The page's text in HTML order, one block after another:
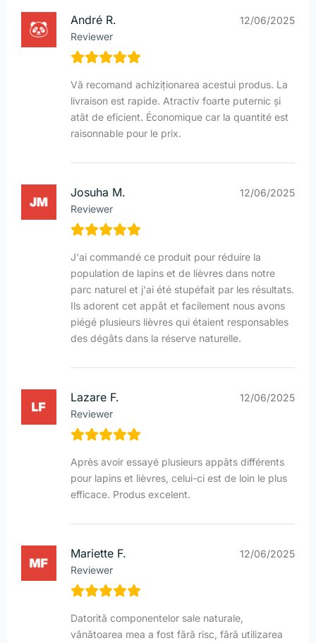
André R.
Reviewer
12/06/2025
Vă recomand achiziționarea acestui produs. La
livraison est rapide. Atractiv foarte puternic și
atât de eficient. Économique car la quantité est
raisonnable pour le prix.
Josuha M.
Reviewer
12/06/2025
J'ai commandé ce produit pour réduire la
population de lapins et de lièvres dans notre
parc naturel et j'ai été stupéfait par les résultats.
Ils adorent cet appât et facilement nous avons
piégé plusieurs lièvres qui étaient responsables
des dégâts dans la réserve naturelle.
Lazare F.
Reviewer
12/06/2025
Après avoir essayé plusieurs appâts différents
pour lapins et lièvres, celui-ci est de loin le plus
efficace. Produs excelent.
Mariette F.
Reviewer
12/06/2025
Datorită componentelor sale naturale,
vânătoarea mea a fost fără risc, fără utilizarea